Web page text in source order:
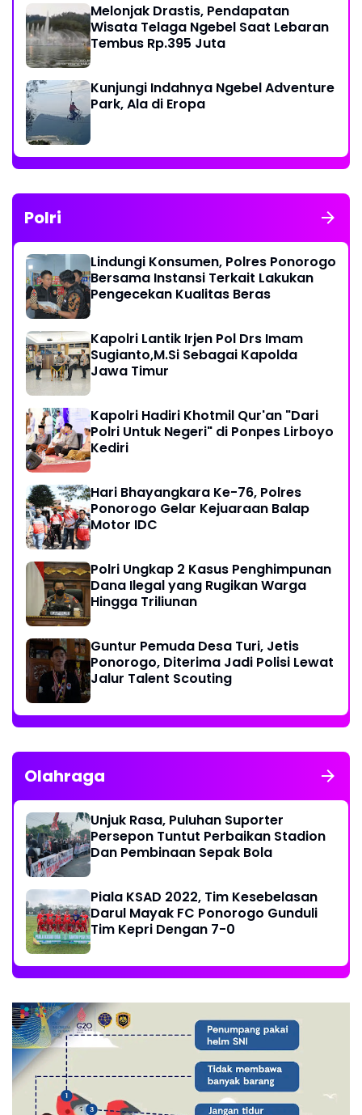
Melonjak Drastis, Pendapatan
Wisata Telaga Ngebel Saat Lebaran
Tembus Rp.395 Juta
Kunjungi Indahnya Ngebel Adventure
Park, Ala di Eropa
Polri
Lindungi Konsumen, Polres Ponorogo
Bersama Instansi Terkait Lakukan
Pengecekan Kualitas Beras
Kapolri Lantik Irjen Pol Drs Imam
Sugianto,M.Si Sebagai Kapolda
Jawa Timur
Kapolri Hadiri Khotmil Qur'an "Dari
Polri Untuk Negeri" di Ponpes Lirboyo
Kediri
Hari Bhayangkara Ke-76, Polres
Ponorogo Gelar Kejuaraan Balap
Motor IDC
Polri Ungkap 2 Kasus Penghimpunan
Dana Ilegal yang Rugikan Warga
Hingga Triliunan
Guntur Pemuda Desa Turi, Jetis
Ponorogo, Diterima Jadi Polisi Lewat
Jalur Talent Scouting
Olahraga
Unjuk Rasa, Puluhan Suporter
Persepon Tuntut Perbaikan Stadion
Dan Pembinaan Sepak Bola
Piala KSAD 2022, Tim Kesebelasan
Darul Mayak FC Ponorogo Gunduli
Tim Kepri Dengan 7-0